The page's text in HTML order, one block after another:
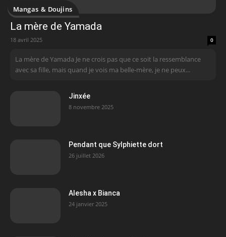
Mangas & Doujins
La mère de Yamada
18 avril 2025 0
La mère de Yamada Je ne crois pas que ce soit la ressemblance
avec sa fille, mais quand je vois ma belle-mère, je ne peux...
Jinxée
8 novembre 2025
Pendant que Sylphiette dort
26 juillet 2026
Alesha x Bianca
24 janvier 2025